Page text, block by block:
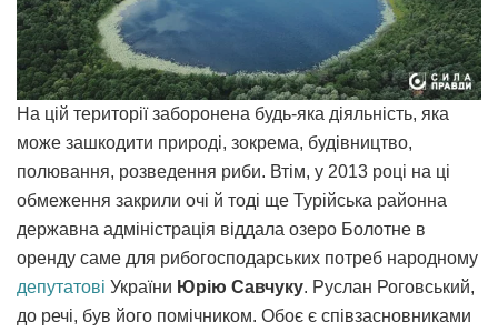
На цій території заборонена будь-яка діяльність, яка
може зашкодити природі, зокрема, будівництво,
полювання, розведення риби. Втім, у 2013 році на ці
обмеження закрили очі й тоді ще Турійська районна
державна адміністрація віддала озеро Болотне в
оренду саме для рибогосподарських потреб народному
депутатові України Юрію Савчуку. Руслан Роговський,
до речі, був його помічником. Обоє є співзасновниками